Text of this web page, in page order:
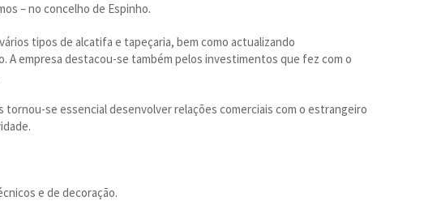
– no concelho de Espinho.
tipos de alcatifa e tapeçaria, bem como actualizando
A empresa destacou-se também pelos investimentos que fez com o
se essencial desenvolver relações comerciais com o estrangeiro
e de decoração.